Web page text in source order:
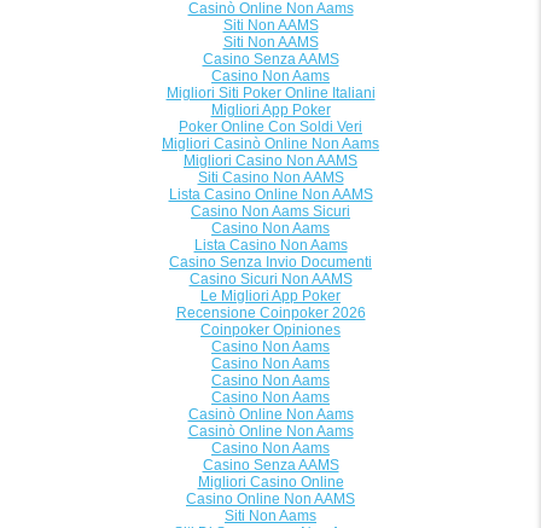
Casinò Online Non Aams
Siti Non AAMS
Siti Non AAMS
Casino Senza AAMS
Casino Non Aams
Migliori Siti Poker Online Italiani
Migliori App Poker
Poker Online Con Soldi Veri
Migliori Casinò Online Non Aams
Migliori Casino Non AAMS
Siti Casino Non AAMS
Lista Casino Online Non AAMS
Casino Non Aams Sicuri
Casino Non Aams
Lista Casino Non Aams
Casino Senza Invio Documenti
Casino Sicuri Non AAMS
Le Migliori App Poker
Recensione Coinpoker 2026
Coinpoker Opiniones
Casino Non Aams
Casino Non Aams
Casino Non Aams
Casino Non Aams
Casinò Online Non Aams
Casinò Online Non Aams
Casino Non Aams
Casino Senza AAMS
Migliori Casino Online
Casino Online Non AAMS
Siti Non Aams